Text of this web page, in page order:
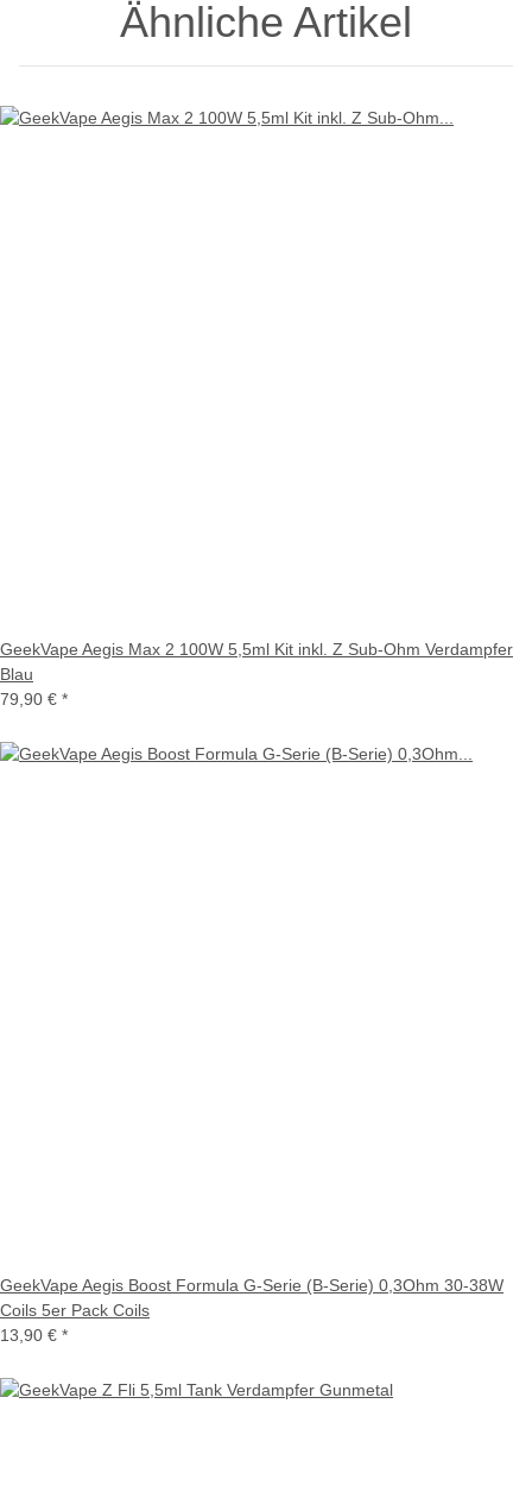
Ähnliche Artikel
GeekVape Aegis Max 2 100W 5,5ml Kit inkl. Z Sub-Ohm Verdampfer
Blau
79,90 € *
GeekVape Aegis Boost Formula G-Serie (B-Serie) 0,3Ohm 30-38W
Coils 5er Pack Coils
13,90 € *